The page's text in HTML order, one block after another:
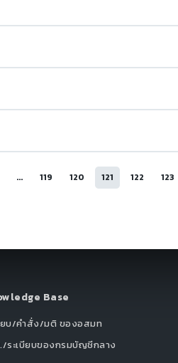
... 119 120 121 122 123
Base
ยบ/คำสั่ง/มติ ของอสมท
ระเบียบของกรมบัญชีกลาง